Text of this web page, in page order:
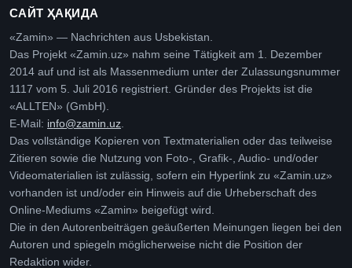
САЙТ ҲАҚИДА
«Zamin» — Nachrichten aus Usbekistan.
Das Projekt «Zamin.uz» nahm seine Tätigkeit am 1. Dezember
2014 auf und ist als Massenmedium unter der Zulassungsnummer
1117 vom 5. Juli 2016 registriert. Gründer des Projekts ist die
«ALLTEN» (GmbH).
E-Mail: info@zamin.uz
Das vollständige Kopieren von Textmaterialien oder das teilweise
Zitieren sowie die Nutzung von Foto-, Grafik-, Audio- und/oder
Videomaterialien ist zulässig, sofern ein Hyperlink zu «Zamin.uz»
vorhanden ist und/oder ein Hinweis auf die Urheberschaft des
Online-Mediums «Zamin» beigefügt wird.
Die in den Autorenbeiträgen geäußerten Meinungen liegen bei den
Autoren und spiegeln möglicherweise nicht die Position der
Redaktion wider.